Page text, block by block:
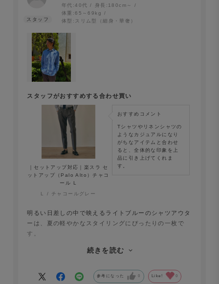
年代:40代 身長: 180cm～
体重:65～69kg
体型: スリム型（細身・華奢）
スタッフがおすすめする合わせ買い
｜セットアップ対応｜楽スラ セ
ットアップ（Palo Alto）チャコ
ール L
L
チャコールグレー
おすすめコメント
Tシャツやリネンシャツの
ようなカジュアルになり
がちなアイテムと合わせ
ると、全体的な印象を上
品に引き上げてくれま
す。
明るい日差しの中で映えるライトブルーのシャツアウタ
ーは、夏の軽やかなスタイリングにぴったりの一枚で
す。
も上品さを感じさせる、大人のリラックススタイルが完
続きを読む
参考になった 0 Like! 0